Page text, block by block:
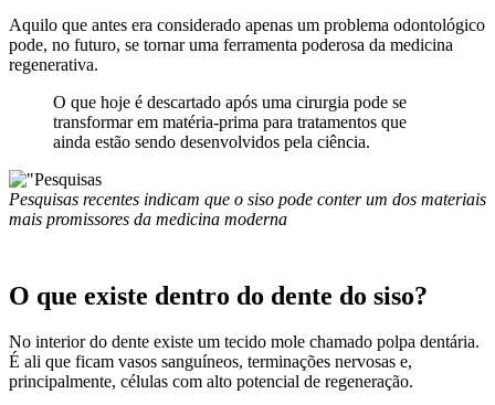
Aquilo que antes era considerado apenas um problema odontológico
pode, no futuro, se tornar uma ferramenta poderosa da medicina
regenerativa.
O que hoje é descartado após uma cirurgia pode se
transformar em matéria-prima para tratamentos que
ainda estão sendo desenvolvidos pela ciência.
Pesquisas recentes indicam que o siso pode conter um dos materiais
mais promissores da medicina moderna
O que existe dentro do dente do siso?
No interior do dente existe um tecido mole chamado polpa dentária.
É ali que ficam vasos sanguíneos, terminações nervosas e,
principalmente, células com alto potencial de regeneração.